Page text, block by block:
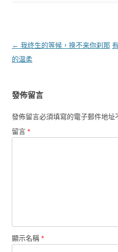
文章導覽
← 我终生的等候，换不来你刹那
的温柔
發佈留言
發佈留言必須填寫的電子郵件地址
留言 *
顯示名稱 *